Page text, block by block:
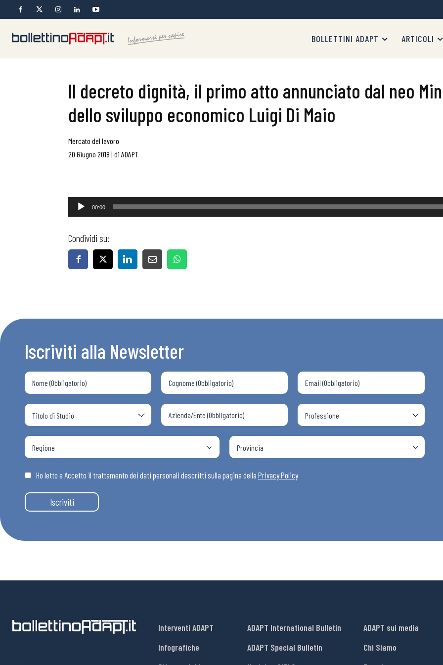
Bollettini ADAPT
Articoli
Osservatori
BOLLETTINI ADAPT ARTICOLI
Il decreto dignità, il primo atto annunciato dal neo
dello sviluppo economico Luigi Di Maio
Mercato del lavoro
20 Giugno 2018 | di ADAPT
Audio
Player
00:00
Condividi su:
Iscriviti alla Newsletter
Ho letto e Accetto il trattamento dei dati personali descritti sulla pagina della Privacy Policy
Iscriviti
Interventi ADAPT
Infografiche
ADAPT International Bulletin
ADAPT Special Bulletin
ADAPT sui media
Chi Siamo